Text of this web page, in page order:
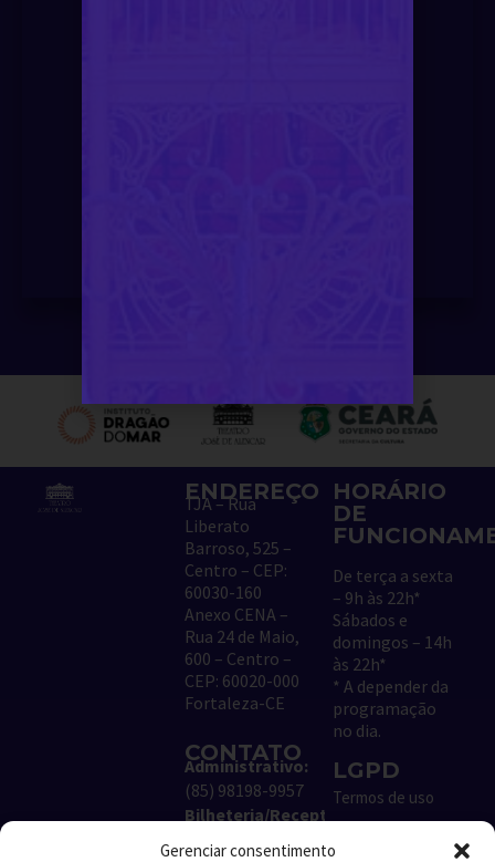
Gerenciar consentimento
ENDEREÇO
TJA – Rua
Liberato
Barroso, 525 –
Centro – CEP:
60030-160
Anexo CENA –
Rua 24 de Maio,
600 – Centro –
CEP: 60020-000
Fortaleza-CE
CONTATO
Administrativo:
(85) 98198-9957
Bilheteria/Receptivo:
(85) 99204-8843
HORÁRIO
DE
De terça a sexta
– 9h às 22h*
Sábados e
domingos – 14h
às 22h*
* A depender da
programação
no dia.
LGPD
Termos de uso